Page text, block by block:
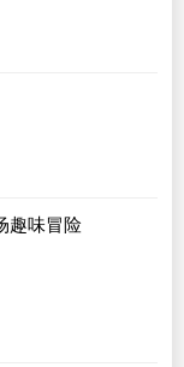
趣味冒险